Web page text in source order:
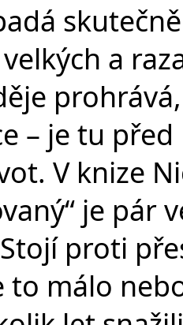
a
– je tu
V knize
je pár
proti
to málo